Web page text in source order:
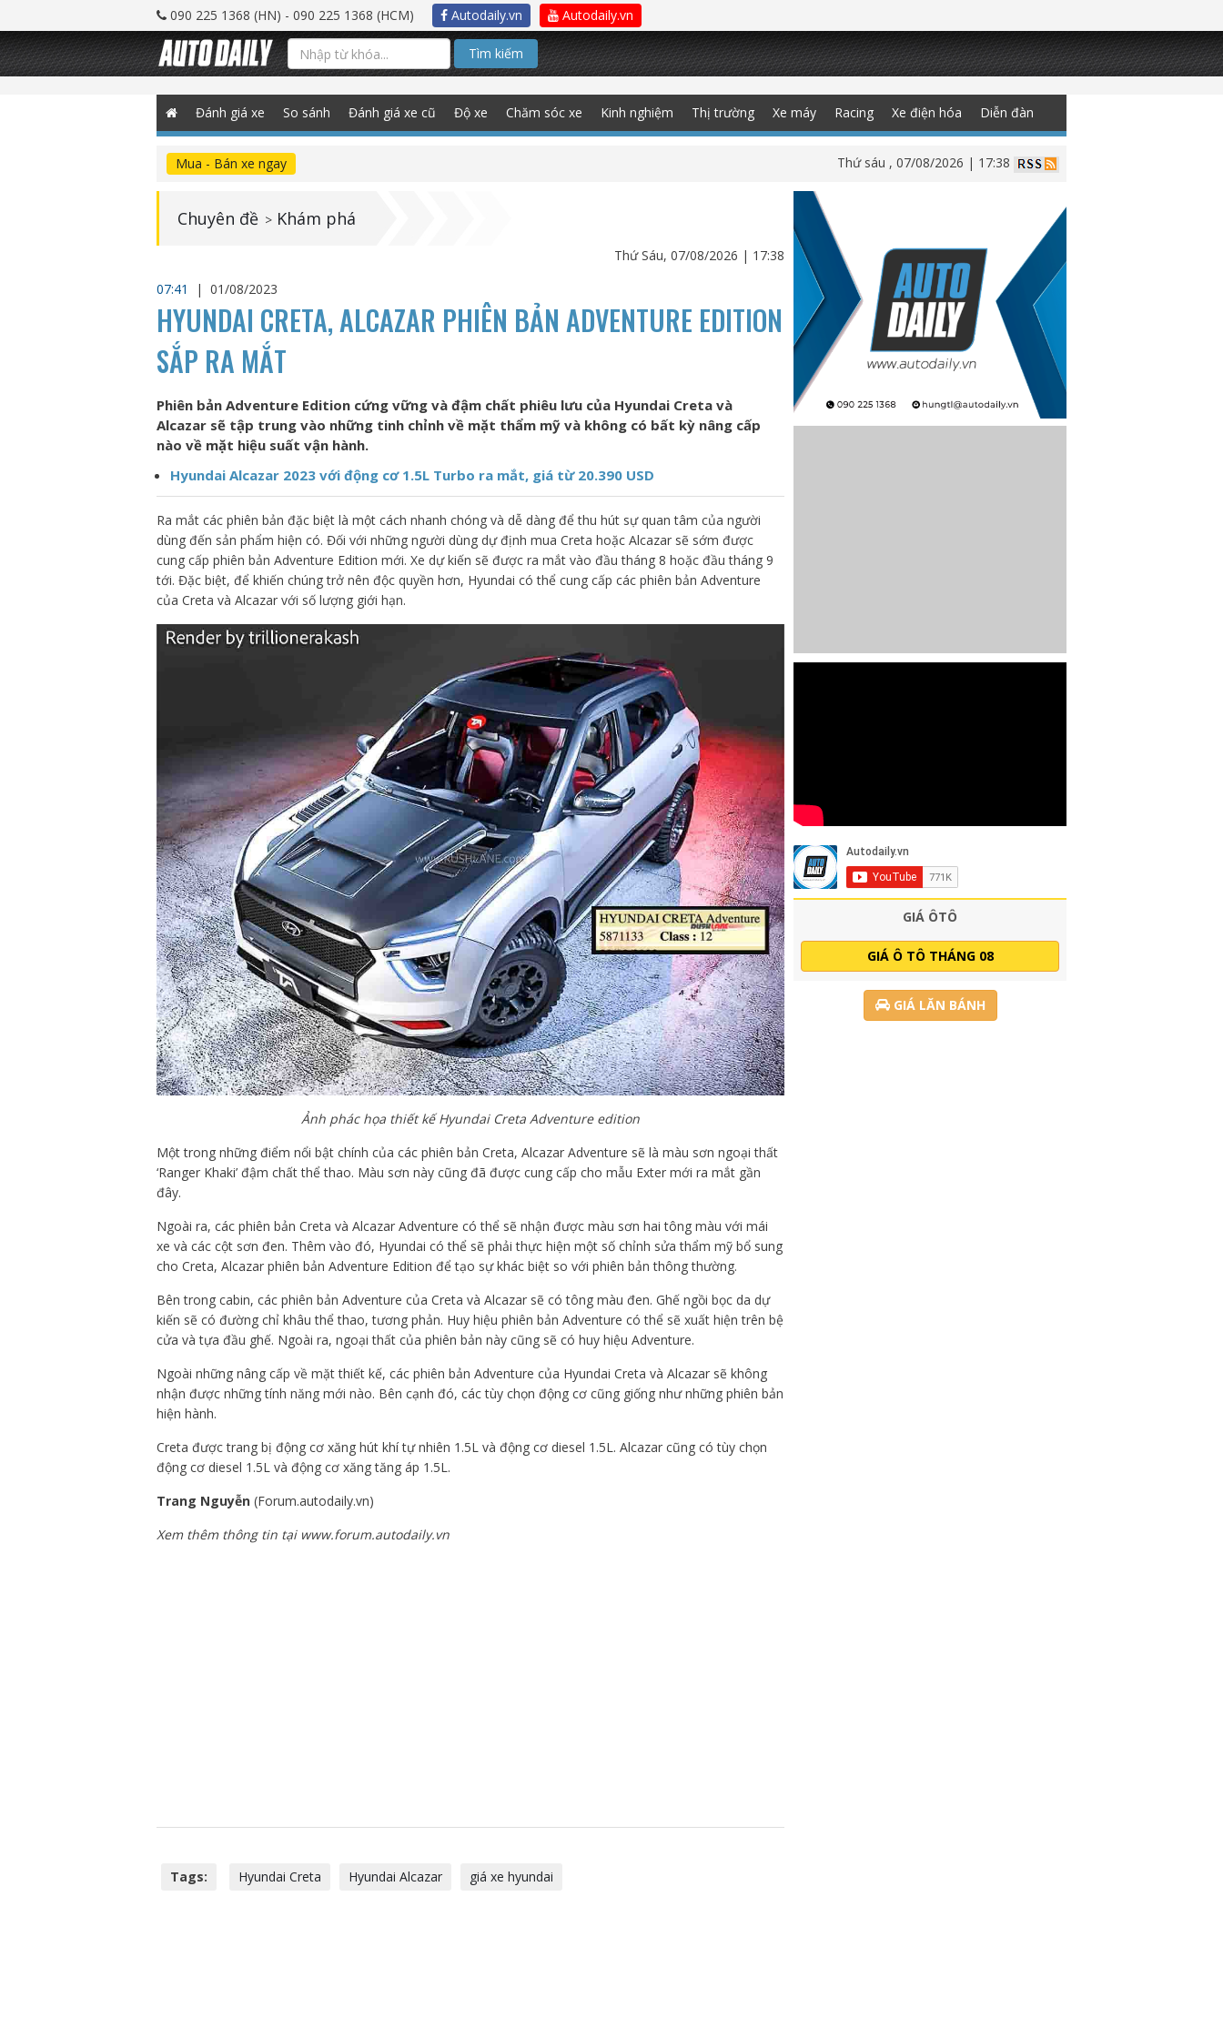
090 225 1368 (HN) - 090 225 1368 (HCM) Autodaily.vn Autodaily.vn
Tìm kiếm
Đánh giá xe So sánh Đánh giá xe cũ Độ xe Chăm sóc xe Kinh nghiệm Thị trường Xe máy Racing Xe điện hóa Diễn đàn
Mua - Bán xe ngay Thứ sáu , 07/08/2026 | 17:38
Chuyên đề > Khám phá
Thứ Sáu, 07/08/2026 | 17:38
07:41
| 01/08/2023
HYUNDAI CRETA, ALCAZAR PHIÊN BẢN ADVENTURE EDITION
SẮP RA MẮT
Phiên bản Adventure Edition cứng vững và đậm chất phiêu lưu của Hyundai Creta và
Alcazar sẽ tập trung vào những tinh chỉnh về mặt thẩm mỹ và không có bất kỳ nâng cấp
nào về mặt hiệu suất vận hành.
Hyundai Alcazar 2023 với động cơ 1.5L Turbo ra mắt, giá từ 20.390 USD
Ra mắt các phiên bản đặc biệt là một cách nhanh chóng và dễ dàng để thu hút sự quan tâm của người
dùng đến sản phẩm hiện có. Đối với những người dùng dự định mua Creta hoặc Alcazar sẽ sớm được
cung cấp phiên bản Adventure Edition mới. Xe dự kiến sẽ được ra mắt vào đầu tháng 8 hoặc đầu tháng 9
tới. Đặc biệt, để khiến chúng trở nên độc quyền hơn, Hyundai có thể cung cấp các phiên bản Adventure
của Creta và Alcazar với số lượng giới hạn.
Ảnh phác họa thiết kế Hyundai Creta Adventure edition
Một trong những điểm nổi bật chính của các phiên bản Creta, Alcazar Adventure sẽ là màu sơn ngoại thất
‘Ranger Khaki’ đậm chất thể thao. Màu sơn này cũng đã được cung cấp cho mẫu Exter mới ra mắt gần
đây.
Ngoài ra, các phiên bản Creta và Alcazar Adventure có thể sẽ nhận được màu sơn hai tông màu với mái
xe và các cột sơn đen. Thêm vào đó, Hyundai có thể sẽ phải thực hiện một số chỉnh sửa thẩm mỹ bổ sung
cho Creta, Alcazar phiên bản Adventure Edition để tạo sự khác biệt so với phiên bản thông thường.
Bên trong cabin, các phiên bản Adventure của Creta và Alcazar sẽ có tông màu đen. Ghế ngồi bọc da dự
kiến sẽ có đường chỉ khâu thể thao, tương phản. Huy hiệu phiên bản Adventure có thể sẽ xuất hiện trên bệ
cửa và tựa đầu ghế. Ngoài ra, ngoại thất của phiên bản này cũng sẽ có huy hiệu Adventure.
Ngoài những nâng cấp về mặt thiết kế, các phiên bản Adventure của Hyundai Creta và Alcazar sẽ không
nhận được những tính năng mới nào. Bên cạnh đó, các tùy chọn động cơ cũng giống như những phiên bản
hiện hành.
Creta được trang bị động cơ xăng hút khí tự nhiên 1.5L và động cơ diesel 1.5L. Alcazar cũng có tùy chọn
động cơ diesel 1.5L và động cơ xăng tăng áp 1.5L.
Trang Nguyễn (Forum.autodaily.vn)
Xem thêm thông tin tại www.forum.autodaily.vn
Tags: Hyundai Creta Hyundai Alcazar giá xe hyundai
GIÁ ÔTÔ
GIÁ Ô TÔ THÁNG 08
GIÁ LĂN BÁNH